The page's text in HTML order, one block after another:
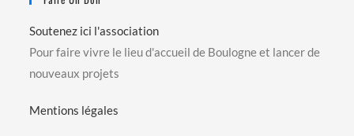
Soutenez ici l'association
Pour faire vivre le lieu d'accueil de Boulogne et lancer de
nouveaux projets
Mentions légales